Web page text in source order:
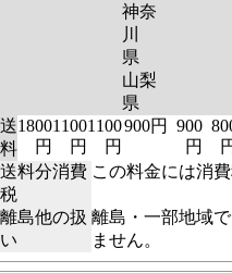
神奈
川
県
山梨
県
送
料
1800
円
1100
円
1100
円
900円
900
円
送料分消費
税
この料金には消
離島他の扱
い
離島・一部地域
ません。